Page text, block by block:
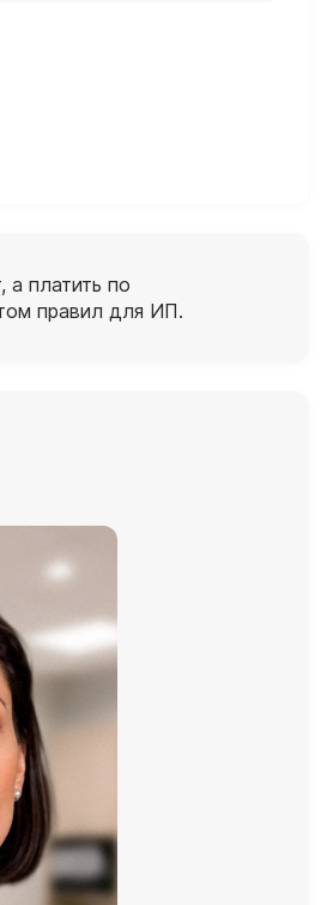
а платить по
правил для ИП.